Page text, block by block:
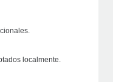
localmente.